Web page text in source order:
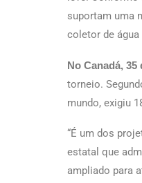
suportam uma
coletor de
No Canadá,
torneio.
mundo, exigiu
“É um dos
estatal que
ampliado para